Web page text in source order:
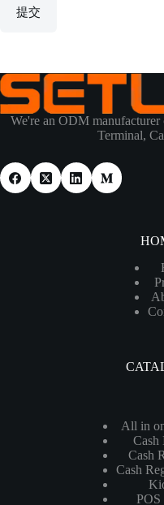
提交
We're an ODM
Terminal,
All in
Cash
Cash
Cash
POS